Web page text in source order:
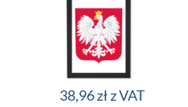
38,96 zł